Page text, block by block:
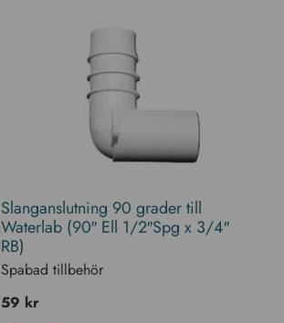
Slanganslutning 90 grader till
Waterlab (90″ Ell 1/2″Spg x 3/4″
RB)
Spabad tillbehör
59 kr